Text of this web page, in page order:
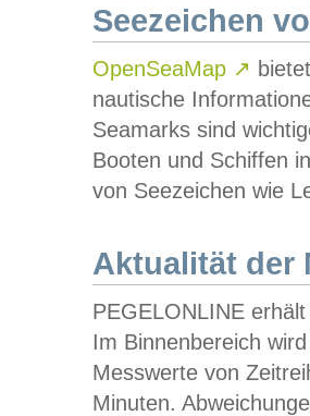
Seezeichen
OpenSeaMap ↗
nautische
Seamarks sind
Booten und Schiffen
von Seezeichen wie
Aktualität der
PEGELONLINE
Im Binnenbereich
Messwerte von
Minuten.